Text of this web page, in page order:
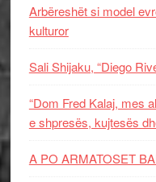
Arbëreshët si model
kulturor
Sali Shijaku, “Diego
“Dom Fred Kalaj, mes
e shpresës, kujtesës
A PO ARMATOSET